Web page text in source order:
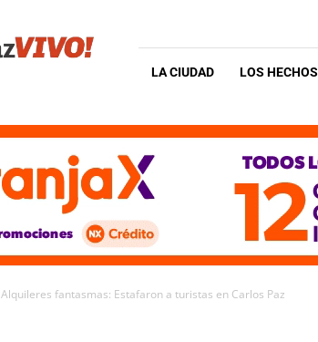
LA CIUDAD LOS HECHOS
Alquileres fantasmas: Estafaron a turistas en Carlos Paz